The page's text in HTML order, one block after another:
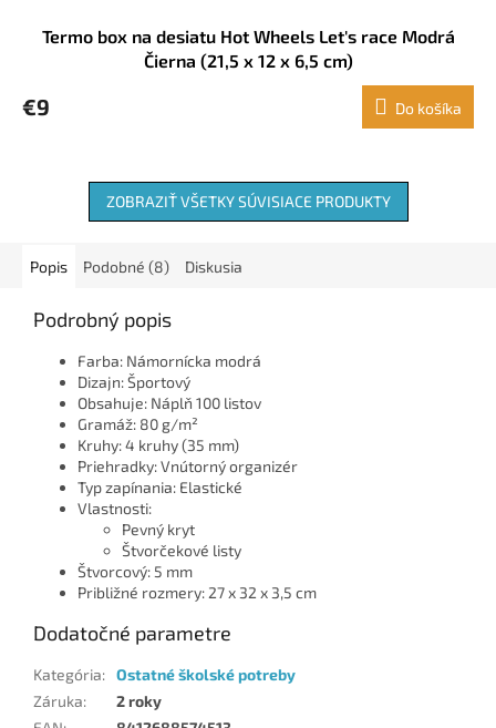
Termo box na desiatu Hot Wheels Let's race Modrá
Čierna (21,5 x 12 x 6,5 cm)
€9 Do košíka
ZOBRAZIŤ VŠETKY SÚVISIACE PRODUKTY
Popis Podobné (8) Diskusia
Podrobný popis
Farba: Námornícka modrá
Dizajn: Športový
Obsahuje: Náplň 100 listov
Gramáž: 80 g/m²
Kruhy: 4 kruhy (35 mm)
Priehradky: Vnútorný organizér
Typ zapínania: Elastické
Vlastnosti:
Pevný kryt
Štvorčekové listy
Štvorcový: 5 mm
Približné rozmery: 27 x 32 x 3,5 cm
Dodatočné parametre
Kategória: Ostatné školské potreby
Záruka:
2 roky